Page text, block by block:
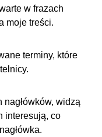
w frazach
moje treści.
terminy, które
widzą
interesują, co